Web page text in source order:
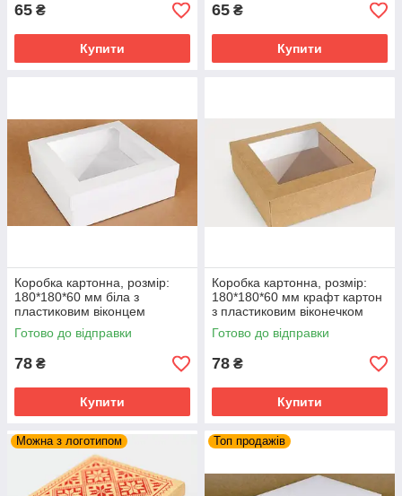
65 ₴
Купити
65 ₴
Купити
Коробка картонна, розмір:
180*180*60 мм біла з
пластиковим віконцем
Готово до відправки
78 ₴
Купити
Коробка картонна, розмір:
180*180*60 мм крафт картон
з пластиковим віконечком
Готово до відправки
78 ₴
Купити
Можна з логотипом Топ продажів